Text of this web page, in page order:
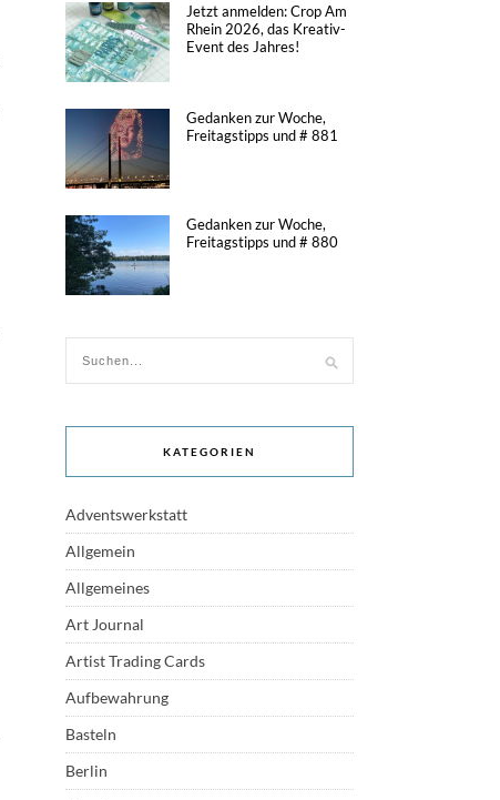
Jetzt anmelden: Crop Am
Rhein 2026, das Kreativ-
Event des Jahres!
Gedanken zur Woche,
Freitagstipps und # 881
Gedanken zur Woche,
Freitagstipps und # 880
KATEGORIEN
Adventswerkstatt
Allgemein
Allgemeines
Art Journal
Artist Trading Cards
Aufbewahrung
Basteln
Berlin